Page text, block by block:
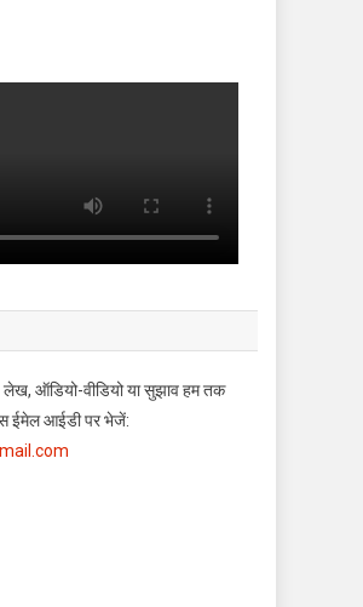
ऑडियो-वीडियो या सुझाव हम तक
ईमेल आईडी पर भेजें: